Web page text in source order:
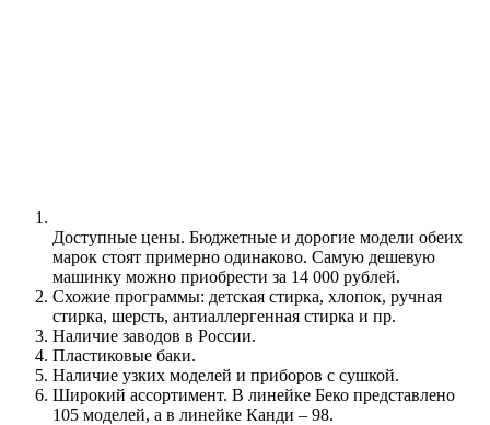
Доступные цены. Бюджетные и дорогие модели обеих
марок стоят примерно одинаково. Самую дешевую
машинку можно приобрести за 14 000 рублей.
Схожие программы: детская стирка, хлопок, ручная
стирка, шерсть, антиаллергенная стирка и пр.
Наличие заводов в России.
Пластиковые баки.
Наличие узких моделей и приборов с сушкой.
Широкий ассортимент. В линейке Беко представлено
105 моделей, а в линейке Канди – 98.